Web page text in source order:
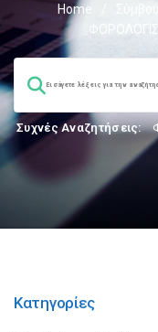
Home
Συχνές Αναζητήσεις:
Κατηγορίες